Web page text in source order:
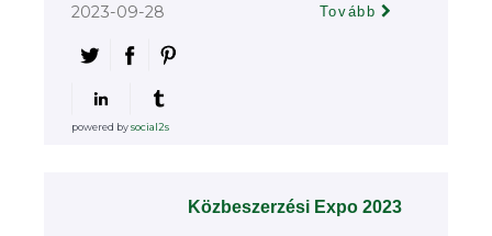
2023-09-28 Tovább
powered bysocial2s
Közbeszerzési Expo 2023